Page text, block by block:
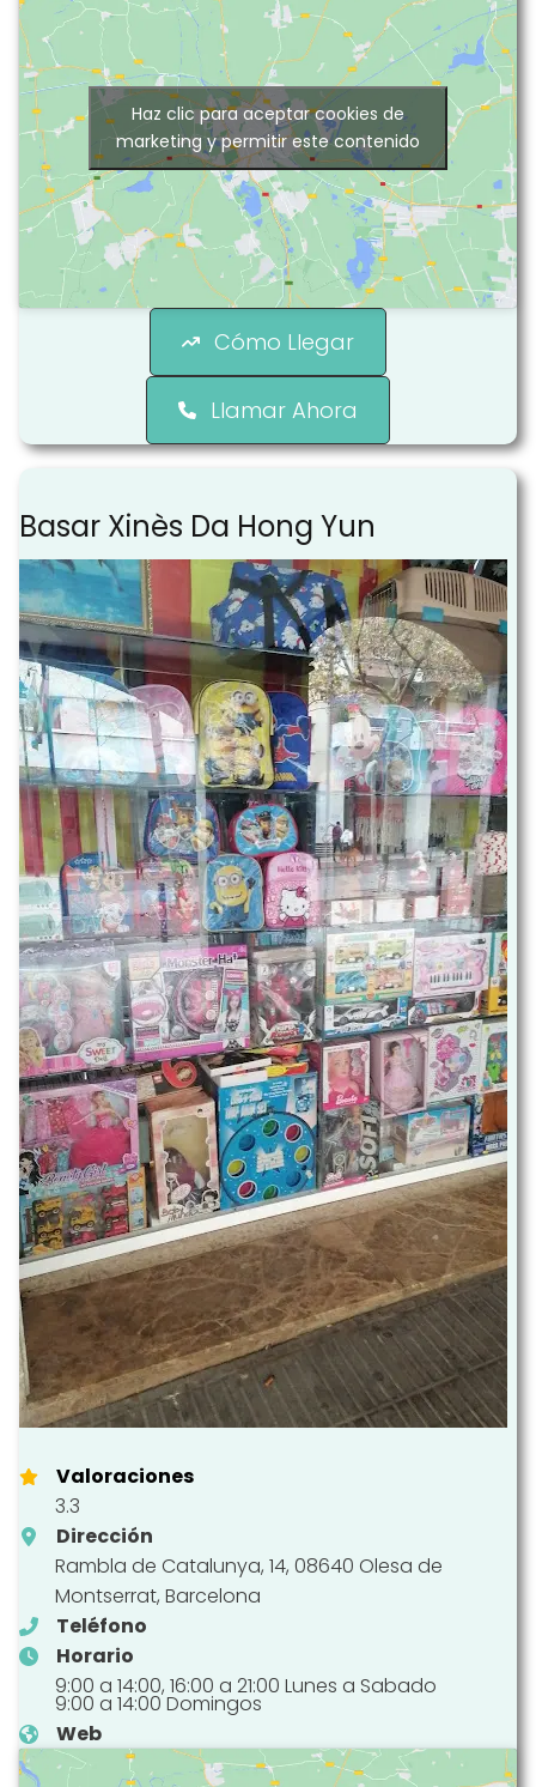
Haz clic para aceptar cookies de
marketing y permitir este contenido
Cómo Llegar
Llamar Ahora
Basar Xinès Da Hong Yun
Valoraciones
3.3
Dirección
Rambla de Catalunya, 14, 08640 Olesa de
Montserrat, Barcelona
Teléfono
Horario
9:00 a 14:00, 16:00 a 21:00 Lunes a Sabado
9:00 a 14:00 Domingos
Web